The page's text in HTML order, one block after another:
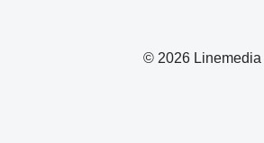
© 2026 Linemedia